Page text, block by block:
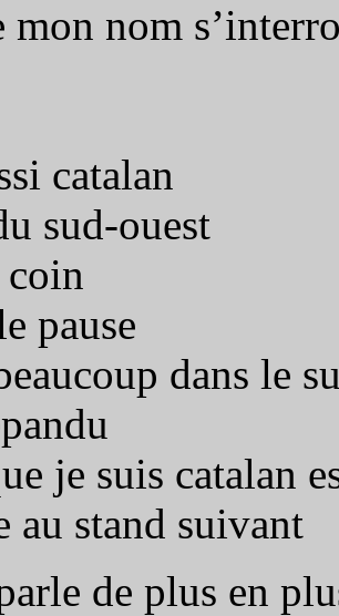
mon nom
catalan
sud-ouest
pause
dans le
je suis catalan
au stand suivant
de plus en